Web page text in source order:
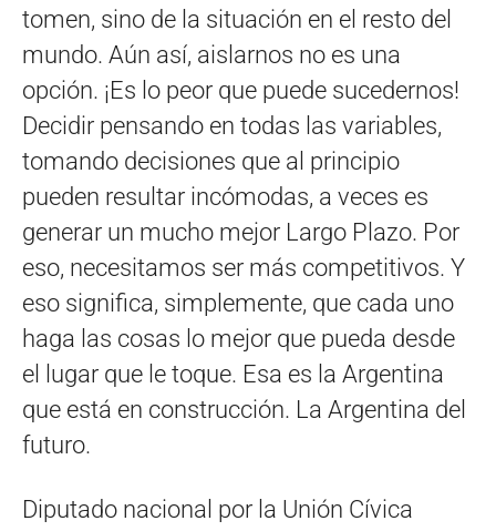
tomen, sino de la situación en el resto del
mundo. Aún así, aislarnos no es una
opción. ¡Es lo peor que puede sucedernos!
Decidir pensando en todas las variables,
tomando decisiones que al principio
pueden resultar incómodas, a veces es
generar un mucho mejor Largo Plazo. Por
eso, necesitamos ser más competitivos. Y
eso significa, simplemente, que cada uno
haga las cosas lo mejor que pueda desde
el lugar que le toque. Esa es la Argentina
que está en construcción. La Argentina del
futuro.
Diputado nacional por la Unión Cívica